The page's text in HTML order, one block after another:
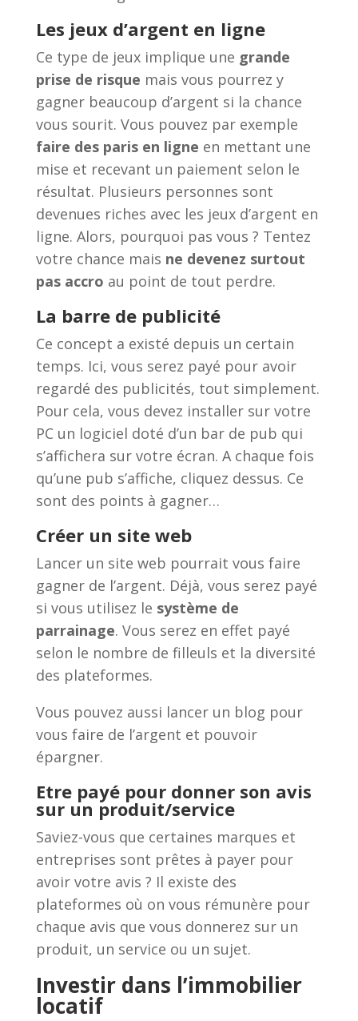
Les jeux d’argent en ligne
Ce type de jeux implique une grande
prise de risque mais vous pourrez y
gagner beaucoup d’argent si la chance
vous sourit. Vous pouvez par exemple
faire des paris en ligne en mettant une
mise et recevant un paiement selon le
résultat. Plusieurs personnes sont
devenues riches avec les jeux d’argent en
ligne. Alors, pourquoi pas vous ? Tentez
votre chance mais ne devenez surtout
pas accro au point de tout perdre.
La barre de publicité
Ce concept a existé depuis un certain
temps. Ici, vous serez payé pour avoir
regardé des publicités, tout simplement.
Pour cela, vous devez installer sur votre
PC un logiciel doté d’un bar de pub qui
s’affichera sur votre écran. A chaque fois
qu’une pub s’affiche, cliquez dessus. Ce
sont des points à gagner…
Créer un site web
Lancer un site web pourrait vous faire
gagner de l’argent. Déjà, vous serez payé
si vous utilisez le système de
parrainage. Vous serez en effet payé
selon le nombre de filleuls et la diversité
des plateformes.
Vous pouvez aussi lancer un blog pour
vous faire de l’argent et pouvoir
épargner.
Etre payé pour donner son avis
sur un produit/service
Saviez-vous que certaines marques et
entreprises sont prêtes à payer pour
avoir votre avis ? Il existe des
plateformes où on vous rémunère pour
chaque avis que vous donnerez sur un
produit, un service ou un sujet.
Investir dans l’immobilier
locatif